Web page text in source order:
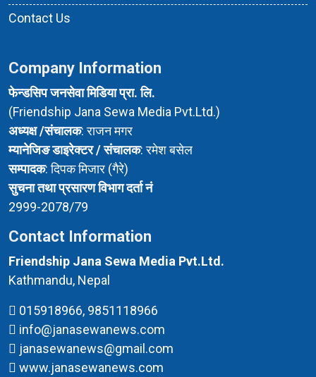
Contact Us
Company Information
फेन्डसिप जनसेवा मिडिया प्रा. लि.
(Friendship Jana Sewa Media Pvt.Ltd.)
अध्यक्ष /संचालक: राजन मगर
म्यानेजिङ डाइरेक्टर / संचालक: रमेश बसेल
सम्पादक: दिपक मिजार (गैरे)
सुचना तथा प्रसारण विभाग दर्ता नं
2999-2078/79
Contact Information
Friendship Jana Sewa Media Pvt.Ltd.
Kathmandu, Nepal
015918966, 9851118966
info@janasewanews.com
janasewanews@gmail.com
www.janasewanews.com